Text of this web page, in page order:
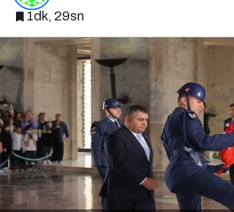
1dk, 29sn